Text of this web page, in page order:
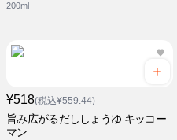
200ml
¥518(税込¥559.44)
旨み広がるだししょうゆ キッコー
マン